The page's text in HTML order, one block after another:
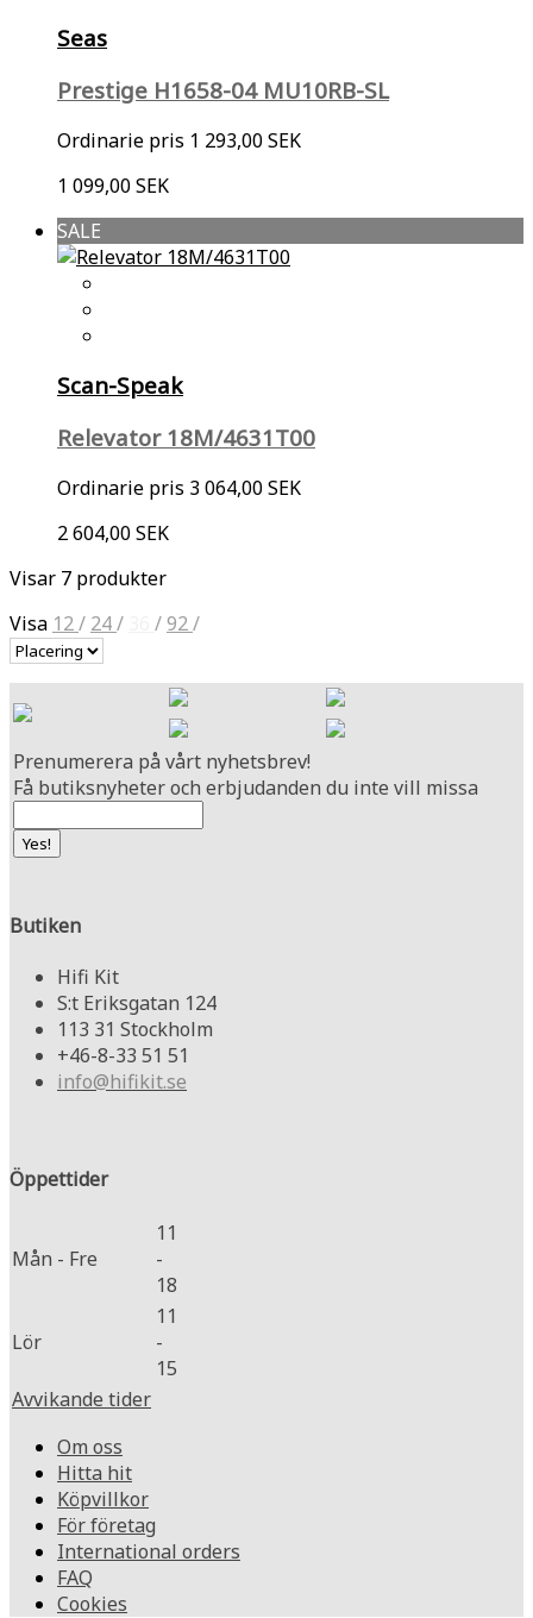
Seas
Prestige H1658-04 MU10RB-SL
Ordinarie pris 1 293,00 SEK
1 099,00 SEK
SALE
Scan-Speak
Relevator 18M/4631T00
Ordinarie pris 3 064,00 SEK
2 604,00 SEK
Visar 7 produkter
Visa 12/ 24/ /92/
Prenumerera på vårt nyhetsbrev!
Få butiksnyheter och erbjudanden du inte vill missa
Butiken
Hifi Kit
S:t Eriksgatan 124
113 31 Stockholm
+46-8-33 51 51
info@hifikit.se
Öppettider
Mån - Fre
11
-
18
Lör
11
-
15
Avvikande tider
Om oss
Hitta hit
Köpvillkor
För företag
International orders
FAQ
Cookies